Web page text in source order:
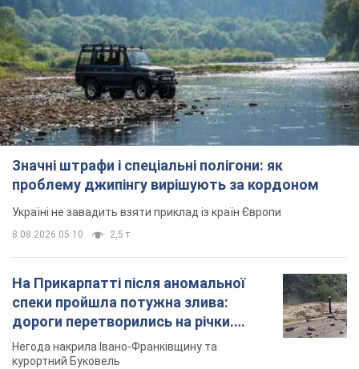
Значні штрафи і спеціальні полігони: як
проблему джипінгу вирішують за кордоном
Україні не завадить взяти приклад із країн Європи
8.08.2026 05:10 2,5 т.
На Прикарпатті після аномальної
спеки пройшла потужна злива:
дороги перетворились на річки.
Відео
Негода накрила Івано-Франківщину та
курортний Буковель